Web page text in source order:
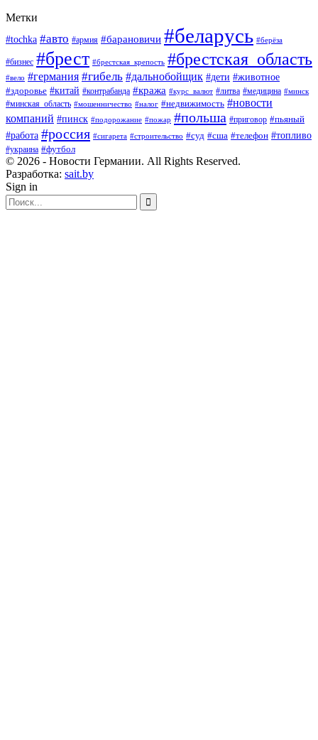
Метки
#tochka #авто #армия #барановичи #беларусь #берёза
#бизнес #брест #брестская_крепость #брестская_область
#вело #германия #гибель #дальнобойщик #дети #животное
#здоровье #китай #контрабанда #кража #курс_валют #литва #медицина #минск
#минская_область #мошенничество #налог #недвижимость #новости
компаний #пинск #подорожание #пожар #польша #приговор #пьяный
#работа #россия #сигарета #строительство #суд #сша #телефон #топливо
#украина #футбол
© 2026 - Новости Германии. All Rights Reserved.
Разработка: sait.by
Sign in